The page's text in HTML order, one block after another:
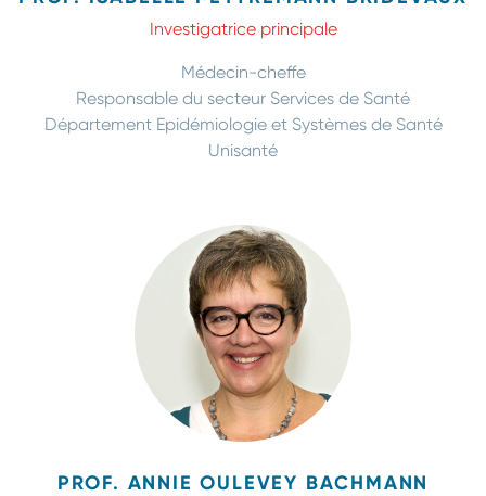
Investigatrice principale
Médecin-cheffe
Responsable du secteur Services de Santé
Département Epidémiologie et Systèmes de Santé
Unisanté
PROF. ANNIE OULEVEY BACHMANN